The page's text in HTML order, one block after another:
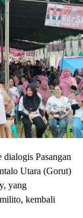
dialogis Pasangan
Utara (Gorut)
yang
kembali